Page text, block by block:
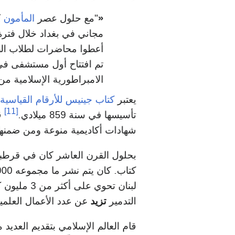
«"مع حلول عصر المأمون
مجاني في بغداد خلال
أعطوا محاضرات لطلاب
الامبراطورية الإسلامية
يعتبر كتاب جينيس للأرقام القياسية
تأسيسها في سنة 859 ميلادي.
[11]
شهادات أكاديمية منوعة ومن
بحلول القرن العاشر كان في قرطبة
كتاب. كان يتم نشر ما مجموعه 60000 دراسة وقصيدة ومؤلفة كل سنة.
لبنان تحوي على أكثر من 3 مليون كتاب قبل أن يتم تدميرها من قبل
التدمير تزيد عن عدد الأعمال
قام العالم الإسلامي بتقديم